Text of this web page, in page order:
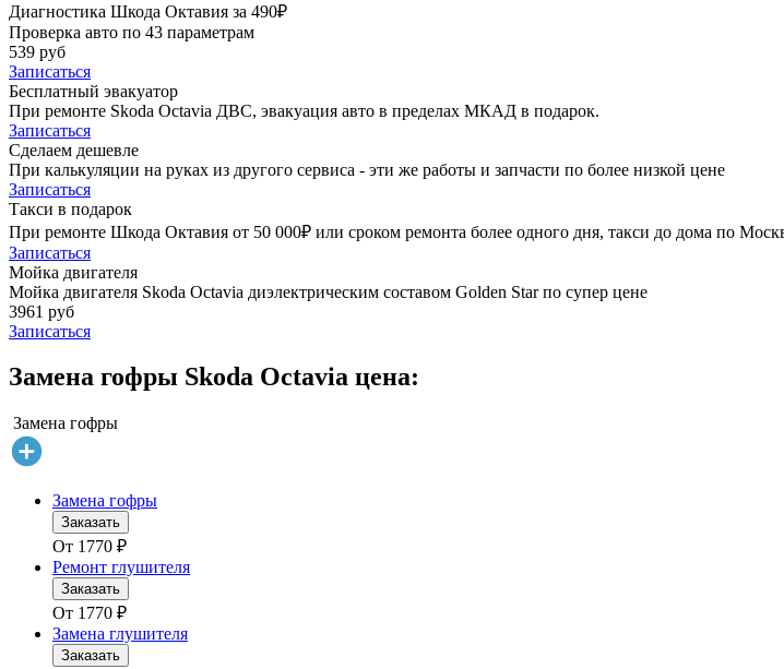
Диагностика Шкода Октавия за 490₽
Проверка авто по 43 параметрам
539 руб
Записаться
Бесплатный эвакуатор
При ремонте Skoda Octavia ДВС, эвакуация авто в пределах МКАД в подарок.
Записаться
Сделаем дешевле
При калькуляции на руках из другого сервиса - эти же работы и запчасти по более низкой цене
Записаться
Такси в подарок
При ремонте Шкода Октавия от 50 000₽ или сроком ремонта более одного дня, такси до дома по
Записаться
Мойка двигателя
Мойка двигателя Skoda Octavia диэлектрическим составом Golden Star по супер цене
3961 руб
Записаться
Замена гофры Skoda Octavia цена:
Замена гофры
Замена гофры
Заказать
От 1770 ₽
Ремонт глушителя
Заказать
От 1770 ₽
Замена глушителя
Заказать